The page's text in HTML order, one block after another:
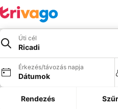
Úti cél
Ricadi
Érkezés/távozás napja
Dátumok
Rendezés